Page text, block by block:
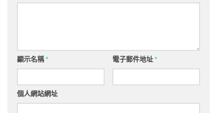
顯示名稱* 電子郵件地址*
個人網站網址